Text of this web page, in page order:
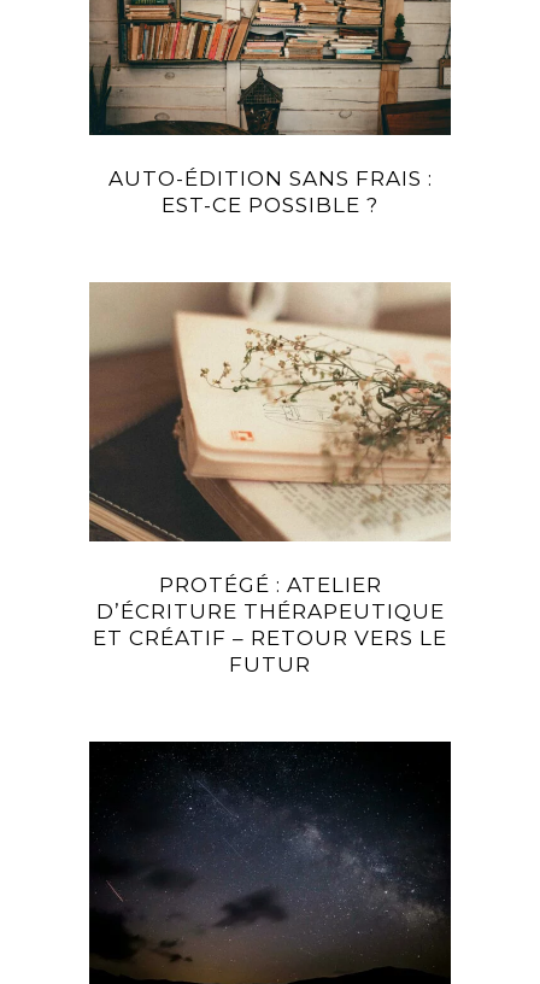
AUTO-ÉDITION SANS FRAIS :
EST-CE POSSIBLE ?
PROTÉGÉ : ATELIER
D’ÉCRITURE THÉRAPEUTIQUE
ET CRÉATIF – RETOUR VERS LE
FUTUR